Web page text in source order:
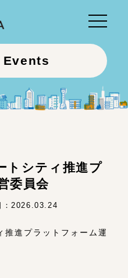
Events
トシティ推進プ
委員会
2026.03.24
推進プラットフォーム運